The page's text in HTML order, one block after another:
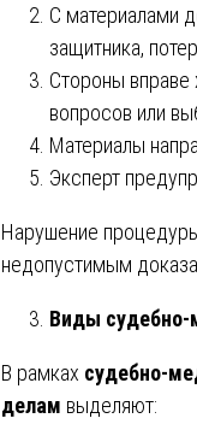
С материалами
защитника,
Стороны вправе
вопросов или
Материалы
Эксперт
Нарушение
недопустимым
Виды судебно-
В рамках судебно-
делам выделяют: